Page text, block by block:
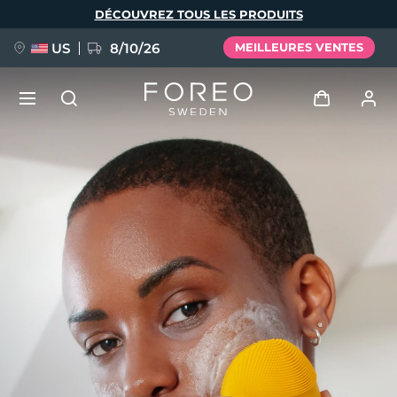
DÉCOUVREZ TOUS LES PRODUITS
US 8/10/26 MEILLEURES VENTES
Se connecter
Profil de l'utilisateur
Mes appareils
Mes commandes
Mes adresses
Mes abonnements
NOUVEAU
FAQ™ Pure Beauty-Tech Elixir
BREAKING NEWS
issa™ Teeth Whitening Set
Langue
English Deutsch
Español
Français
Italiano
Português
Svenska
Русский
Türkçe
简体中文 繁體中文